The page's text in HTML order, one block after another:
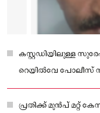
കസ്റ്റഡിയിലുള്ള
റെയിൽവേ പോലീസ്
പ്രതിക്ക് മുൻപ് മറ്റ്